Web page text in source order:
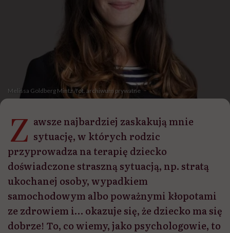
Melissa Goldberg Mintz /fot. archiwum prywatne
Z awsze najbardziej zaskakują mnie
sytuację, w których rodzic
przyprowadza na terapię dziecko
doświadczone straszną sytuacją, np. stratą
ukochanej osoby, wypadkiem
samochodowym albo poważnymi kłopotami
ze zdrowiem i… okazuje się, że dziecko ma się
dobrze! To, co wiemy, jako psychologowie, to